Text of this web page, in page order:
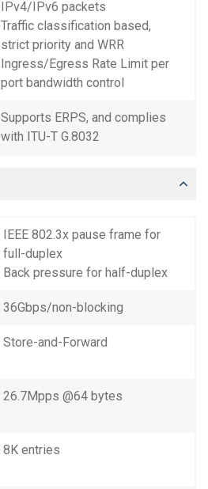
IPv4/IPv6 packets
Traffic classification based,
strict priority and WRR
Ingress/Egress Rate Limit per
port bandwidth control
Supports ERPS, and complies
with ITU-T G.8032
IEEE 802.3x pause frame for
full-duplex
Back pressure for half-duplex
36Gbps/non-blocking
Store-and-Forward
26.7Mpps @64 bytes
8K entries